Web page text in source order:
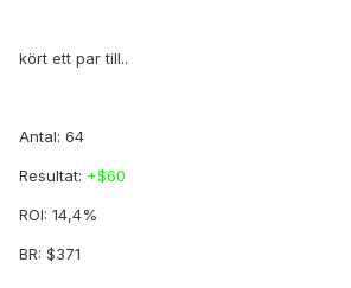
kört ett par till..
Antal: 64
Resultat: +$60
ROI: 14,4%
BR: $371